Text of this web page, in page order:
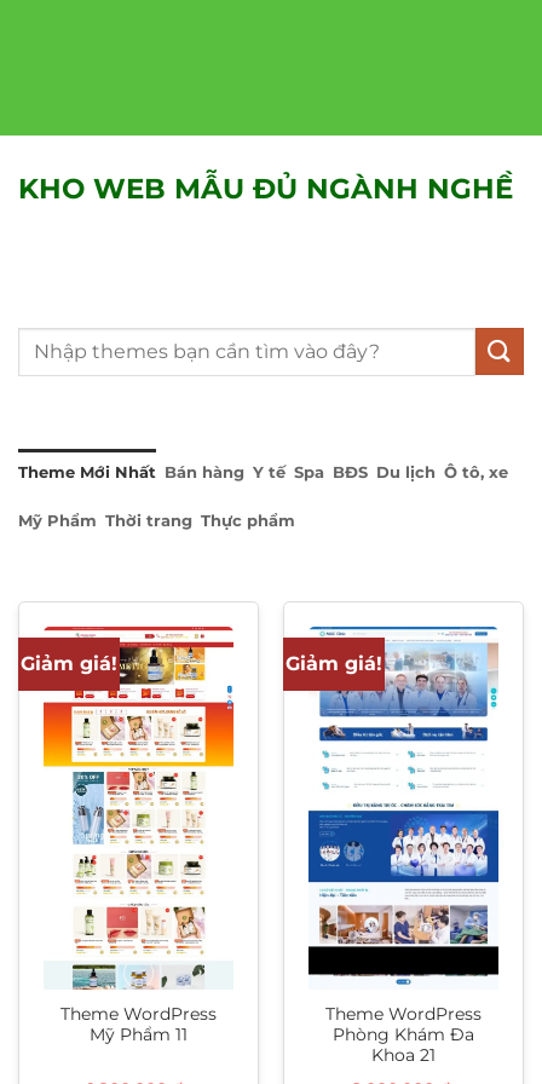
KHO WEB MẪU ĐỦ NGÀNH NGHỀ
Tìm
Theme Mới Nhất Bán hàng Y tế Spa BĐS Du lịch Ô tô, xe
Mỹ Phẩm Thời trang Thực phẩm
Giảm giá!
Theme WordPress
Mỹ Phẩm 11
Giảm giá!
Theme WordPress
Phòng Khám Đa
Khoa 21